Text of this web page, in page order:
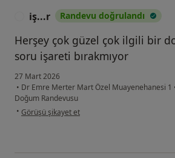
iş...r Randevu doğrulandı
Herşey çok güzel çok ilgili bir
soru işareti bırakmıyor
27 Mart 2026
• Dr Emre Merter Mart Özel Muayenehanesi 1
Doğum Randevusu
• kullanıcının görüşüne göre iş...r
Görüşü şikayet et